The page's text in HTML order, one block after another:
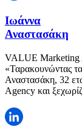
Ιωάννα
Αναστασάκη
VALUE Marketing
«Ταρακουνώντας
Αναστασάκη, 32
Agency και